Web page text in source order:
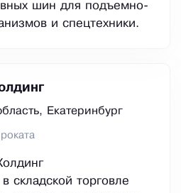
шин для подъемно-
и спецтехники.
Екатеринбург
складской торговле